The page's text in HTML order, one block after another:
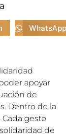
WhatsApp
apoyar
de
Dentro de la
Cada gesto
de